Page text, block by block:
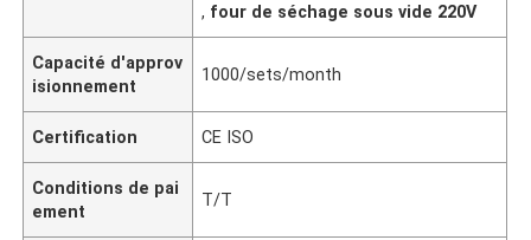
, four de séchage sous vide 220V
Capacité d'approv
isionnement
1000/sets/month
Certification CE ISO
Conditions de pai
ement
T/T